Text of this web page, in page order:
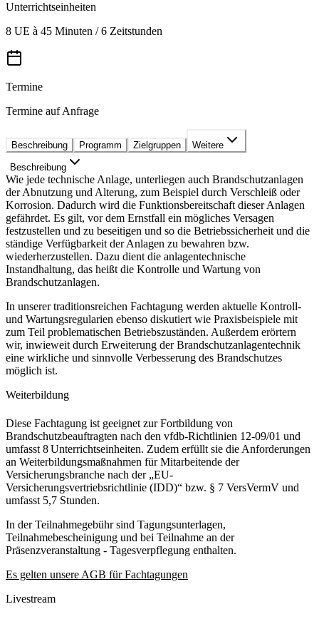
Unterrichtseinheiten
8 UE à 45 Minuten / 6 Zeitstunden
Termine
Termine auf Anfrage
Beschreibung Programm Zielgruppen Weitere
Beschreibung
Wie jede technische Anlage, unterliegen auch Brandschutzanlagen
der Abnutzung und Alterung, zum Beispiel durch Verschleiß oder
Korrosion. Dadurch wird die Funktionsbereitschaft dieser Anlagen
gefährdet. Es gilt, vor dem Ernstfall ein mögliches Versagen
festzustellen und zu beseitigen und so die Betriebssicherheit und die
ständige Verfügbarkeit der Anlagen zu bewahren bzw.
wiederherzustellen. Dazu dient die anlagentechnische
Instandhaltung, das heißt die Kontrolle und Wartung von
Brandschutzanlagen.
In unserer traditionsreichen Fachtagung werden aktuelle Kontroll-
und Wartungsregularien ebenso diskutiert wie Praxisbeispiele mit
zum Teil problematischen Betriebszuständen. Außerdem erörtern
wir, inwieweit durch Erweiterung der Brandschutzanlagentechnik
eine wirkliche und sinnvolle Verbesserung des Brandschutzes
möglich ist.
Weiterbildung
Diese Fachtagung ist geeignet zur Fortbildung von
Brandschutzbeauftragten nach den vfdb-Richtlinien 12-09/01 und
umfasst 8 Unterrichtseinheiten. Zudem erfüllt sie die Anforderungen
an Weiterbildungsmaßnahmen für Mitarbeitende der
Versicherungsbranche nach der „EU-
Versicherungsvertriebsrichtlinie (IDD)“ bzw. § 7 VersVermV und
umfasst 5,7 Stunden.
In der Teilnahmegebühr sind Tagungsunterlagen,
Teilnahmebescheinigung und bei Teilnahme an der
Präsenzveranstaltung - Tagesverpflegung enthalten.
Es gelten unsere AGB für Fachtagungen
Livestream